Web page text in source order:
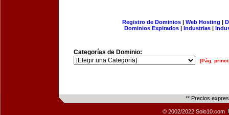
Registro de Dominios| Web Hosting |
Dominios Expirados | Industrias |
Categorías de Dominio:
[Pág.
** Precios
© 2002/2022 Solo10.com